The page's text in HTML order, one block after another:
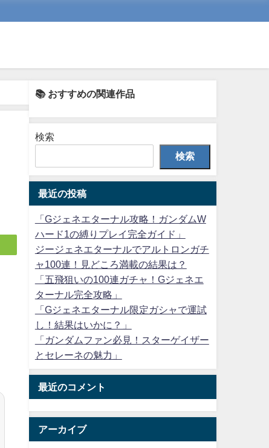
📚 おすすめの関連作品
検索
検索
最近の投稿
「Gジェネエターナル攻略！ガンダムW
ハード1の縛りプレイ完全ガイド」
ジージェネエターナルでアルトロンガチ
ャ100連！見どころ満載の結果は？
「五飛狙いの100連ガチャ！Gジェネエ
ターナル完全攻略」
「Gジェネエターナル限定ガシャで運試
し！結果はいかに？」
「ガンダムファン必見！スターゲイザー
とセレーネの魅力」
最近のコメント
アーカイブ